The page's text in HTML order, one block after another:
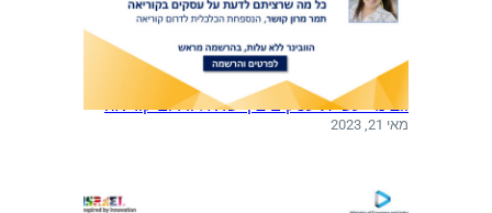
וובינר: עשיית עסקים בין ישראל ודרום קוריאה
מאי 21, 2023